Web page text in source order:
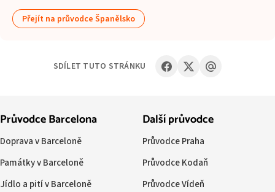
Přejít na průvodce Španělsko
SDÍLET TUTO STRÁNKU
Průvodce Barcelona
Doprava v Barceloně
Památky v Barceloně
Jídlo a pití v Barceloně
Další průvodce
Průvodce Praha
Průvodce Kodaň
Průvodce Vídeň